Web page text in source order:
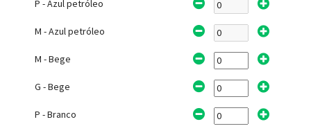
P - Azul petróleo
M - Azul petróleo
M - Bege
G - Bege
P - Branco